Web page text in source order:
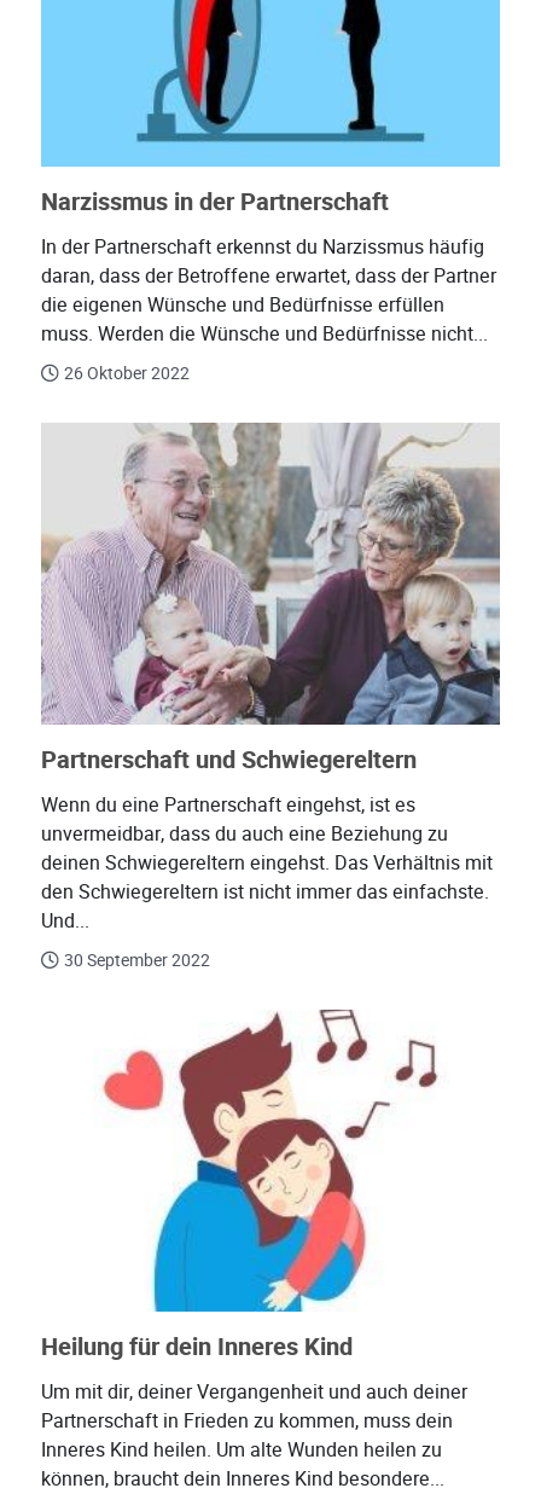
Narzissmus in der Partnerschaft
In der Partnerschaft erkennst du Narzissmus häufig
daran, dass der Betroffene erwartet, dass der Partner
die eigenen Wünsche und Bedürfnisse erfüllen
muss. Werden die Wünsche und Bedürfnisse nicht...
26 Oktober 2022
Partnerschaft und Schwiegereltern
Wenn du eine Partnerschaft eingehst, ist es
unvermeidbar, dass du auch eine Beziehung zu
deinen Schwiegereltern eingehst. Das Verhältnis mit
den Schwiegereltern ist nicht immer das einfachste.
Und...
30 September 2022
Heilung für dein Inneres Kind
Um mit dir, deiner Vergangenheit und auch deiner
Partnerschaft in Frieden zu kommen, muss dein
Inneres Kind heilen. Um alte Wunden heilen zu
können, braucht dein Inneres Kind besondere...